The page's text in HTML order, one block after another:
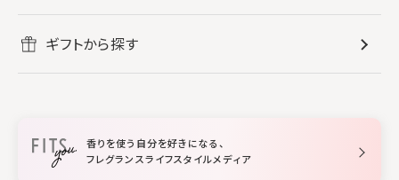
メンズ香水
ボディミスト・スプレー
ボディ・ハンドクリーム
入浴剤
すべてのホームフレグランス
ルームフレグランス
スタイリング
リフレッシュしたい
ギフトから探す
香りを使う自分を好きになる、
フレグランスライフスタイルメディア